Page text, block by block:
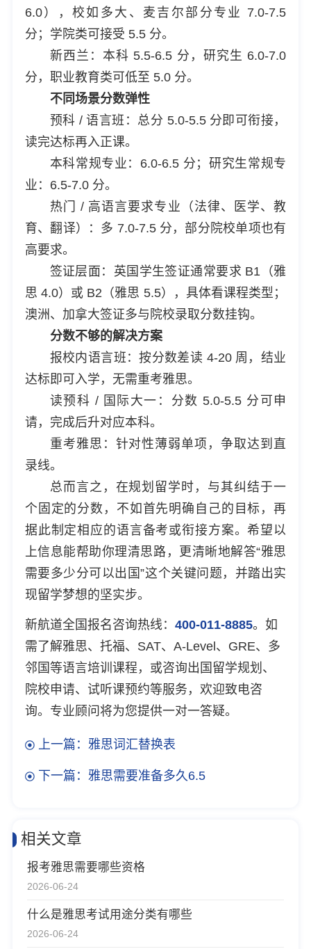
6.0），校如多大、麦吉尔部分专业 7.0-7.5
分；学院类可接受 5.5 分。
新西兰：本科 5.5-6.5 分，研究生 6.0-7.0
分，职业教育类可低至 5.0 分。
不同场景分数弹性
预科 / 语言班：总分 5.0-5.5 分即可衔接，
读完达标再入正课。
本科常规专业：6.0-6.5 分；研究生常规专
业：6.5-7.0 分。
热门 / 高语言要求专业（法律、医学、教
育、翻译）：多 7.0-7.5 分，部分院校单项也有
高要求。
签证层面：英国学生签证通常要求 B1（雅
思 4.0）或 B2（雅思 5.5），具体看课程类型；
澳洲、加拿大签证多与院校录取分数挂钩。
分数不够的解决方案
报校内语言班：按分数差读 4-20 周，结业
达标即可入学，无需重考雅思。
读预科 / 国际大一：分数 5.0-5.5 分可申
请，完成后升对应本科。
重考雅思：针对性薄弱单项，争取达到直
录线。
总而言之，在规划留学时，与其纠结于一
个固定的分数，不如首先明确自己的目标，再
据此制定相应的语言备考或衔接方案。希望以
上信息能帮助你理清思路，更清晰地解答“雅思
需要多少分可以出国”这个关键问题，并踏出实
现留学梦想的坚实步。
新航道全国报名咨询热线： 400-011-8885。如
需了解雅思、托福、SAT、A-Level、GRE、多
邻国等语言培训课程，或咨询出国留学规划、
院校申请、试听课预约等服务，欢迎致电咨
询。专业顾问将为您提供一对一答疑。
上一篇：雅思词汇替换表
下一篇：雅思需要准备多久6.5
相关文章
报考雅思需要哪些资格
2026-06-24
什么是雅思考试用途分类有哪些
2026-06-24